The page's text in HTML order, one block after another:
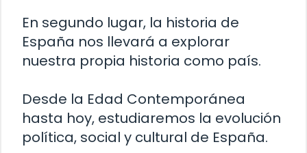
En segundo lugar, la historia de
España nos llevará a explorar
nuestra propia historia como país.
Desde la Edad Contemporánea
hasta hoy, estudiaremos la evolución
política, social y cultural de España.